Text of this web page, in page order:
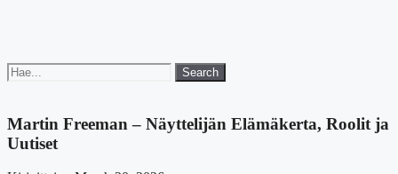
Search
for:
Search
Martin Freeman – Näyttelijän Elämäkerta, Roolit ja
Uutiset